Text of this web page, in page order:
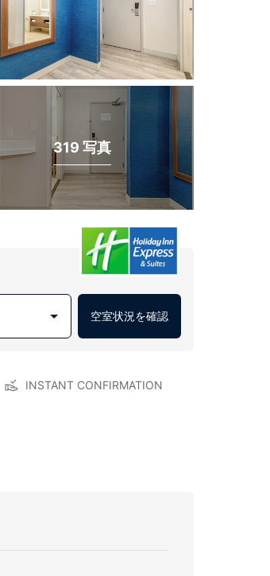
319 写真
空室状況を確認
INSTANT CONFIRMATION